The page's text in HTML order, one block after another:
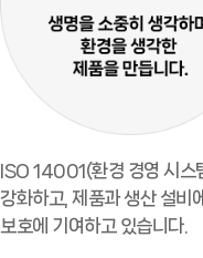
ISO 14001(환경 경영 시스
강화하고, 제품과 생산 설비
보호에 기여하고 있습니다.